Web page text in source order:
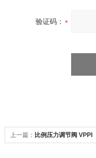
验证码：
上一篇： 比例压力调节阀 VPPI